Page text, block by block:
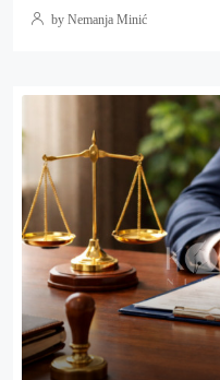
by Nemanja Minić